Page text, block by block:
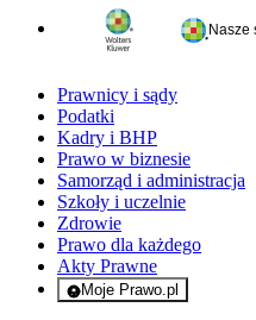
Nasze
Prawnicy i sądy
Podatki
Kadry i BHP
Prawo w biznesie
Samorząd i administracja
Szkoły i uczelnie
Zdrowie
Prawo dla każdego
Akty Prawne
Moje Prawo.pl
- rejestracja i